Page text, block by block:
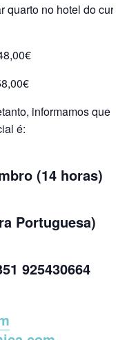
no hotel do curso
8,00€
8,00€
informamos que a
é:
(14 horas)
Portuguesa)
925430664